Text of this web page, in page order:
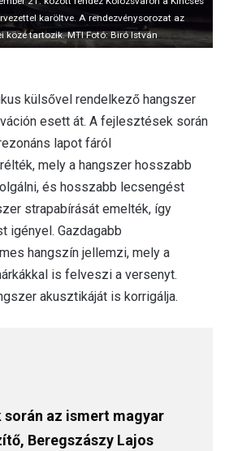
karöltve. A rendezvénysorozat az
közé tartozik. MTI Fotó: Biró István
külsővel rendelkező hangszer
esett át. A fejlesztések során
lapot fáról
mely a hangszer hosszabb
és hosszabb lecsengést
strapabírását emelték, így
igényel. Gazdagabb
hangszín jellemzi, mely a
is felveszi a versenyt.
akusztikáját is korrigálja.
során az ismert magyar
Beregszászy Lajos